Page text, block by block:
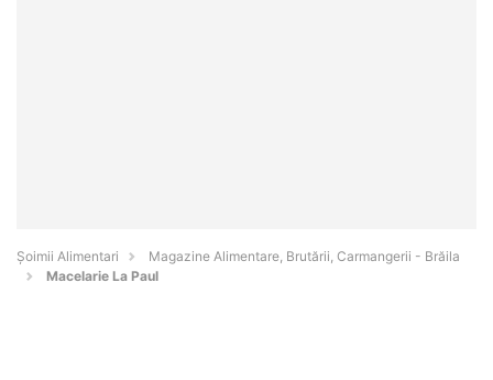
Şoimii Alimentari
Magazine Alimentare, Brutării, Carmangerii - Brăila
Macelarie La Paul